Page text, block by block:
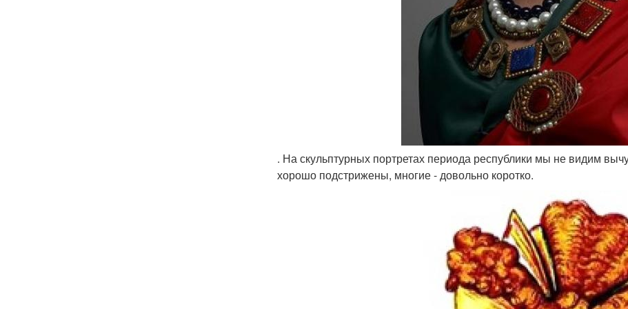
. На скульптурных портретах периода республики мы не видим
хорошо подстрижены, многие - довольно коротко.